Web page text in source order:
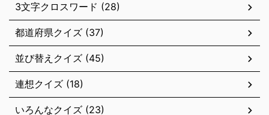
3文字クロスワード (28)
都道府県クイズ (37)
並び替えクイズ (45)
連想クイズ (18)
いろんなクイズ (23)